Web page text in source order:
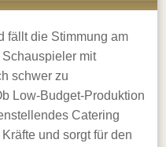
fällt die Stimmung am
mit
schwer zu
Low-Budget-Produktion
Catering
und sorgt für den